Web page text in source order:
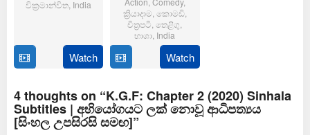
වික්‍රමාන්විත India
Feb
2025
Thirumeni
Watch
ක්‍රියාදාම කොමඩි,
චිත්‍රපටි ,තෙළිගු
භාශා India
Jan
Anil
Ravipudi
Watch
4 thoughts on “K.G.F: Chapter 2 (2020) Sinhala
Subtitles | අභියෝගයට ලක් නොවූ ආධිපත්‍යය
[සිංහල උපසිරසි සමඟ]”